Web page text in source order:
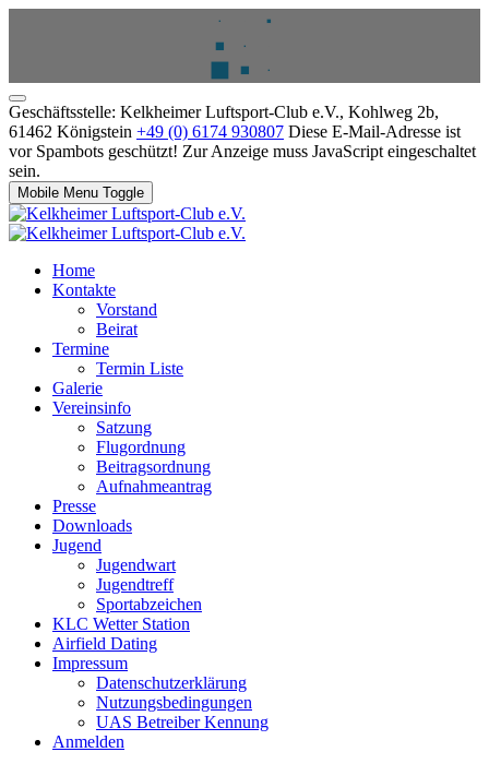
Geschäftsstelle: Kelkheimer Luftsport-Club e.V., Kohlweg 2b,
61462 Königstein +49 (0) 6174 930807 Diese E-Mail-Adresse ist
vor Spambots geschützt! Zur Anzeige muss JavaScript eingeschaltet
sein.
Mobile Menu Toggle
Home
Kontakte
Vorstand
Beirat
Termine
Termin Liste
Galerie
Vereinsinfo
Satzung
Flugordnung
Beitragsordnung
Aufnahmeantrag
Presse
Downloads
Jugend
Jugendwart
Jugendtreff
Sportabzeichen
KLC Wetter Station
Airfield Dating
Impressum
Datenschutzerklärung
Nutzungsbedingungen
UAS Betreiber Kennung
Anmelden